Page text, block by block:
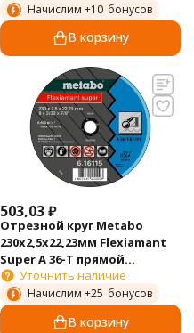
Начислим +10 бонусов
В корзину
503,03₽
Отрезной круг Metabo
230х2,5х22,23мм Flexiamant
Super А 36-Т прямой
616115000
Уточнить наличие
Начислим +25 бонусов
В корзину